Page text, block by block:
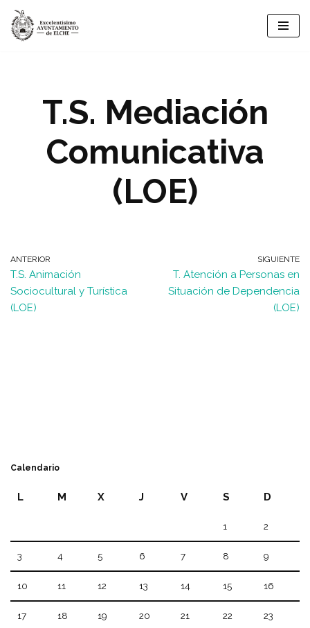
Saltar
T.S. Mediación
Comunicativa
(LOE)
ANTERIOR
T.S. Animación
Sociocultural y Turística
(LOE)
SIGUIENTE
T. Atención a Personas en
Situación de Dependencia
(LOE)
Calendario
L M X J V S D
1 2
3 4 5 6 7 8 9
10 11 12 13 14 15 16
17 18 19 20 21 22 23